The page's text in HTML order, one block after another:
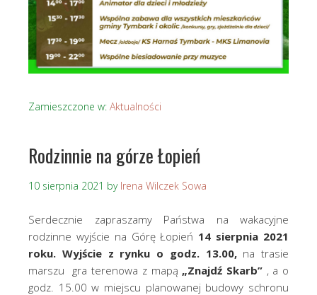
Zamieszczone w: Aktualności
Rodzinnie na górze Łopień
10 sierpnia 2021 by Irena Wilczek Sowa
Serdecznie zapraszamy Państwa na wakacyjne
rodzinne wyjście na Górę Łopień 14 sierpnia 2021
roku. Wyjście z rynku o godz. 13.00,na trasie
marszu gra terenowa z mapą „Znajdź Skarb”, a o
godz. 15.00 w miejscu planowanej budowy schronu